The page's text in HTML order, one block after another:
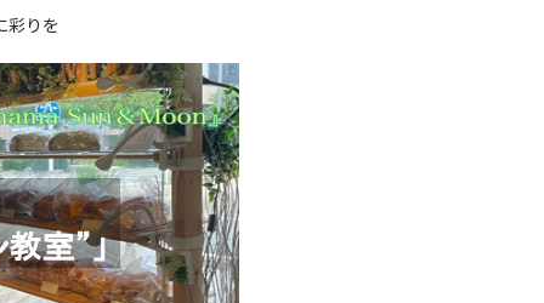
彩りを